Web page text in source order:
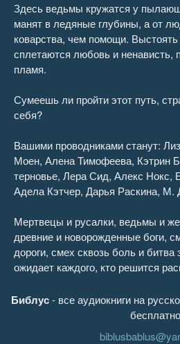
Здесь ведьмы кружатся у
манят в ледяные глубины, а от
коварства, чем помощи.
сплетаются любовь и ненависть,
пламя.
Сумеешь ли пройти этот путь,
себя?
Вашими проводниками станут:
Моен, Алена Тимофеева, Кэтрин
терновье, Лера Сид, Алекс Нокс,
Адела Кэтчер, Дарья Раскина,
Мертвецы и русалки, ведьмы и
древние и новорожденные боги,
дороги, смех сквозь боль и
ожидает каждого, кто решится
Библус- все аудиокниги на
бесплатно